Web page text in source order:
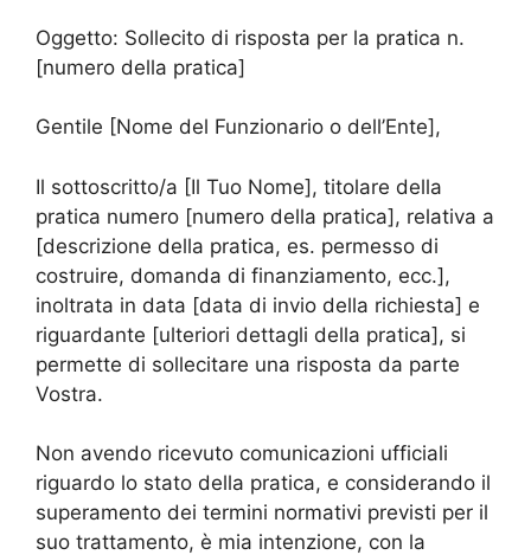
Oggetto: Sollecito di risposta per la pratica n.
[numero della pratica]
Gentile [Nome del Funzionario o dell’Ente],
Il sottoscritto/a [Il Tuo Nome], titolare della
pratica numero [numero della pratica], relativa a
[descrizione della pratica, es. permesso di
costruire, domanda di finanziamento, ecc.],
inoltrata in data [data di invio della richiesta] e
riguardante [ulteriori dettagli della pratica], si
permette di sollecitare una risposta da parte
Vostra.
Non avendo ricevuto comunicazioni ufficiali
riguardo lo stato della pratica, e considerando il
superamento dei termini normativi previsti per il
suo trattamento, è mia intenzione, con la